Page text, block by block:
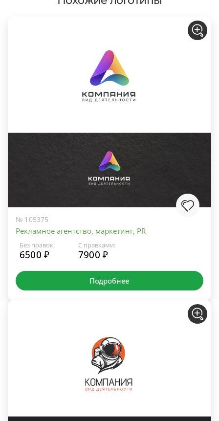
№ 105375
Рекламное агентство, маркетинг, PR
Без правок:
6500 ₽
С правками:
7900 ₽
Подробнее